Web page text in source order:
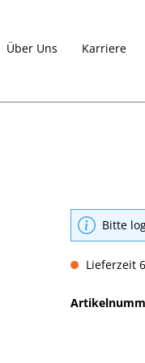
Über Uns Karriere
Bitte
Lieferzeit